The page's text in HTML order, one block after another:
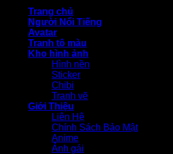
Trang chủ
Người Nổi Tiếng
Avatar
Tranh tô màu
Kho hình ảnh
Hình nền
Sticker
Chibi
Tranh vẽ
Giới Thiệu
Liên Hệ
Chính Sách Bảo Mật
Anime
Ảnh gái